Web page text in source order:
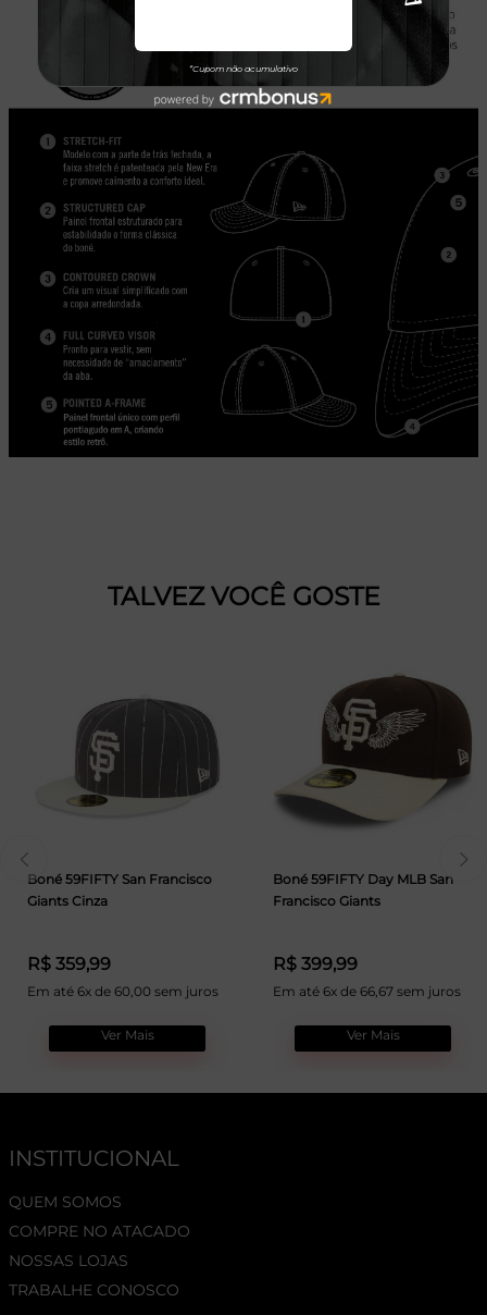
TALVEZ VOCÊ GOSTE
Boné 59FIFTY San Francisco
Giants Cinza
R$ 359,99
Em até 6x de 60,00 sem juros
Ver Mais
Boné 59FIFTY Day MLB San
Francisco Giants
R$ 399,99
Em até 6x de 66,67 sem juros
Ver Mais
INSTITUCIONAL
QUEM SOMOS
COMPRE NO ATACADO
NOSSAS LOJAS
TRABALHE CONOSCO